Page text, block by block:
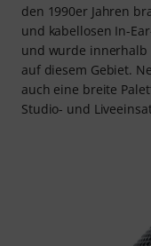
den 1990er Jahren
und kabellosen In-
und wurde innerhalb
auf diesem Gebiet.
auch eine breite
Studio- und